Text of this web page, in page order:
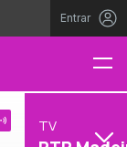
Entrar
TV